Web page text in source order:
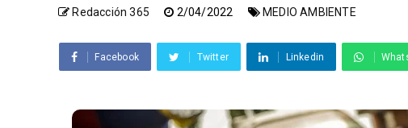
Redacción 365 2/04/2022 MEDIO AMBIENTE
Facebook Twitter Linkedin